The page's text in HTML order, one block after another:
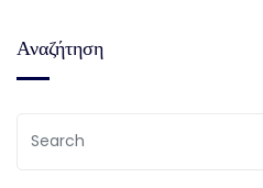
Αναζήτηση